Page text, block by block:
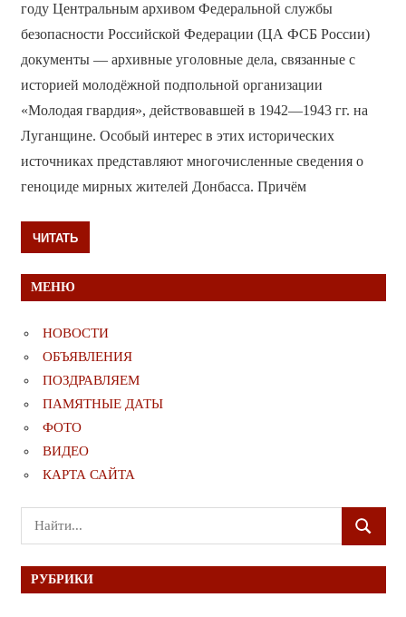
году Центральным архивом Федеральной службы
безопасности Российской Федерации (ЦА ФСБ России)
документы — архивные уголовные дела, связанные с
историей молодёжной подпольной организации
«Молодая гвардия», действовавшей в 1942—1943 гг. на
Луганщине. Особый интерес в этих исторических
источниках представляют многочисленные сведения о
геноциде мирных жителей Донбасса. Причём
ЧИТАТЬ
МЕНЮ
НОВОСТИ
ОБЪЯВЛЕНИЯ
ПОЗДРАВЛЯЕМ
ПАМЯТНЫЕ ДАТЫ
ФОТО
ВИДЕО
КАРТА САЙТА
Поиск
для:
ПОИСК
РУБРИКИ